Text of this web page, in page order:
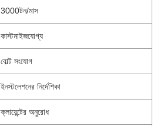
3000টন/মাস
কাস্টমাইজযোগ্য
বোল্ট সংযোগ
ইনস্টলেশনের নির্দেশিকা
ক্লায়েন্টের অনুরোধ